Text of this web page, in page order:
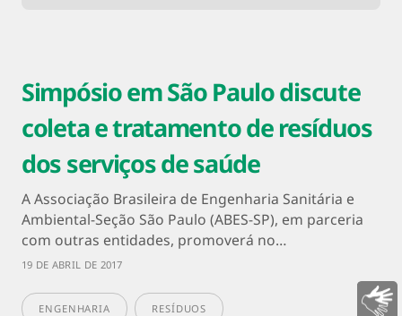
Simpósio em São Paulo discute
coleta e tratamento de resíduos
dos serviços de saúde
A Associação Brasileira de Engenharia Sanitária e
Ambiental-Seção São Paulo (ABES-SP), em parceria
com outras entidades, promoverá no…
19 DE ABRIL DE 2017
ENGENHARIA RESÍDUOS